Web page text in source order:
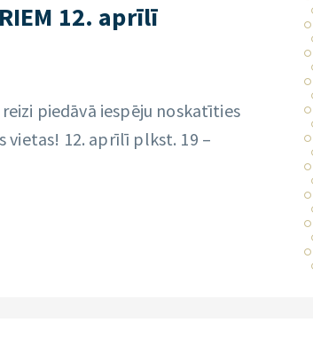
12. aprīlī
piedāvā iespēju noskatīties
vietas! 12. aprīlī plkst. 19 –